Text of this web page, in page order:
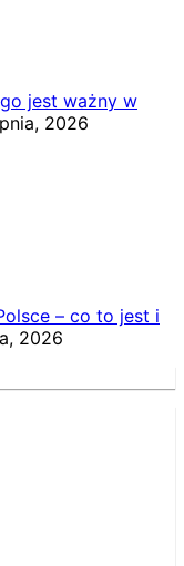
jest ważny w
2026
– co to jest i
2026